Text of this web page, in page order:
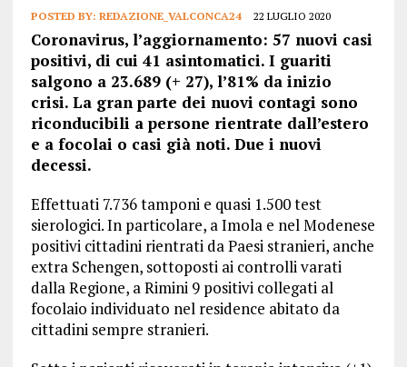
POSTED BY: REDAZIONE_VALCONCA24 22 LUGLIO 2020
Coronavirus, l’aggiornamento: 57 nuovi casi
positivi, di cui 41 asintomatici. I guariti
salgono a 23.689 (+ 27), l’81% da inizio
crisi. La gran parte dei nuovi contagi sono
riconducibili a persone rientrate dall’estero
e a focolai o casi già noti. Due i nuovi
decessi.
Effettuati 7.736 tamponi e quasi 1.500 test
sierologici. In particolare, a Imola e nel Modenese
positivi cittadini rientrati da Paesi stranieri, anche
extra Schengen, sottoposti ai controlli varati
dalla Regione, a Rimini 9 positivi collegati al
focolaio individuato nel residence abitato da
cittadini sempre stranieri.